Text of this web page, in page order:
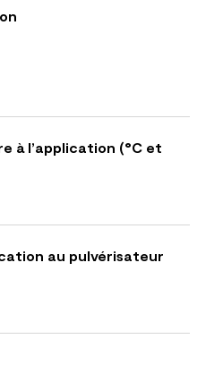
à l’application (°C et
au pulvérisateur